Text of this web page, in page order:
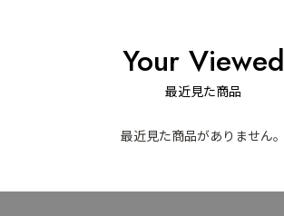
Your Viewed
最近見た商品
最近見た商品がありません。